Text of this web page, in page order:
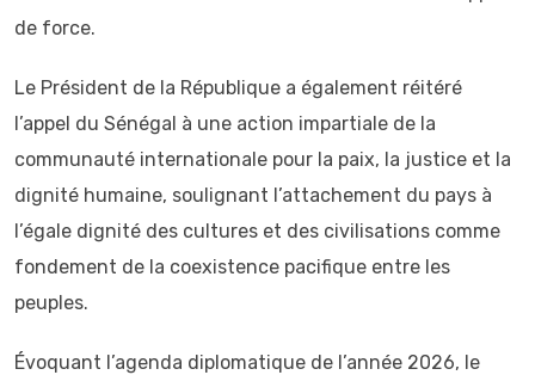
de force.
Le Président de la République a également réitéré
l’appel du Sénégal à une action impartiale de la
communauté internationale pour la paix, la justice et la
dignité humaine, soulignant l’attachement du pays à
l’égale dignité des cultures et des civilisations comme
fondement de la coexistence pacifique entre les
peuples.
Évoquant l’agenda diplomatique de l’année 2026, le